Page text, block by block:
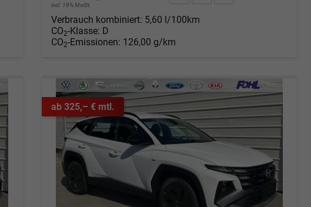
incl. 19% MwSt.
Verbrauch kombiniert: 5,60 l/100km
CO2-Klasse: D
CO2-Emissionen: 126,00 g/km
ab 325,– € mtl.